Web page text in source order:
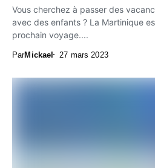
Vous cherchez à passer des
avec des enfants ? La Martinique
prochain voyage....
ParMickael 27 mars 2023